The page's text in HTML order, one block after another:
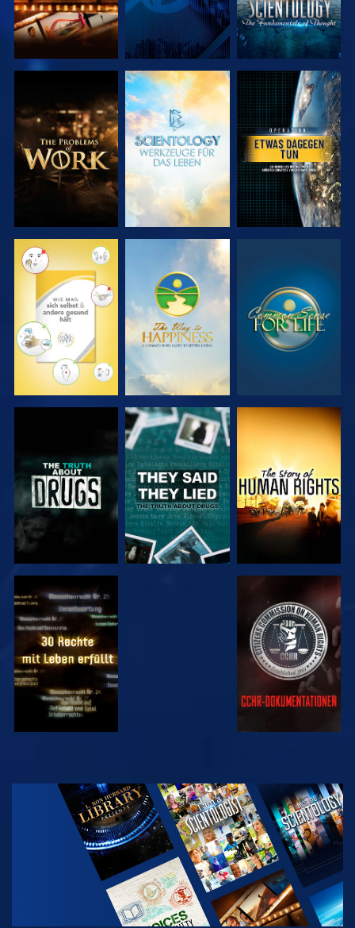
SERIE
ENTDECKEN
SERIE
ENTDECKEN
ANSEHEN
ANSEHEN ANSEHEN ANSEHEN
ANSEHEN ANSEHEN
ANSEHEN ANSEHEN
ANSEHEN
SERIE
ENTDECKEN